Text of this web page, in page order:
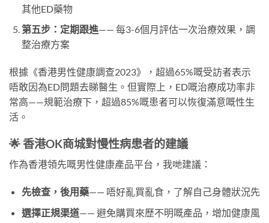
其他ED藥物
第五步：定期跟進—— 每3-6個月評估一次治療效果，調
整治療方案
根據《香港男性健康調查2023》，超過65%嘅受訪者表示
唔敢因為ED問題去睇醫生。但實際上，ED嘅治療成功率非
常高——規範治療下，超過85%嘅患者可以恢復滿意嘅性生
活。
🌟 香港OK商城對慢性病患者的建議
作為香港領先嘅男性健康產品平台，我哋建議：
先檢查，後用藥—— 唔好亂買亂食，了解自己身體狀況先
選擇正規渠道—— 避免購買來歷不明嘅產品，增加健康風